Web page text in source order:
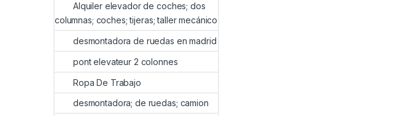
Alquiler elevador de coches; dos
columnas; coches; tijeras; taller mecánico
desmontadora de ruedas en madrid
pont elevateur 2 colonnes
Ropa De Trabajo
desmontadora; de ruedas; camion